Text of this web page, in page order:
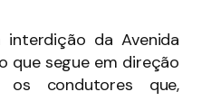
da Avenida
que segue em direção
condutores que,